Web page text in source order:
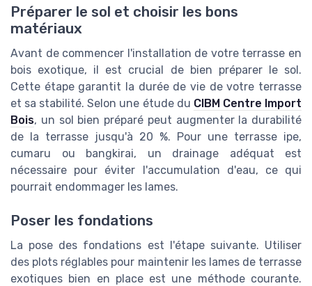
Préparer le sol et choisir les bons
matériaux
Avant de commencer l'installation de votre terrasse en
bois exotique, il est crucial de bien préparer le sol.
Cette étape garantit la durée de vie de votre terrasse
et sa stabilité. Selon une étude du CIBM Centre Import
Bois, un sol bien préparé peut augmenter la durabilité
de la terrasse jusqu'à 20 %. Pour une terrasse ipe,
cumaru ou bangkirai, un drainage adéquat est
nécessaire pour éviter l'accumulation d'eau, ce qui
pourrait endommager les lames.
Poser les fondations
La pose des fondations est l'étape suivante. Utiliser
des plots réglables pour maintenir les lames de terrasse
exotiques bien en place est une méthode courante.